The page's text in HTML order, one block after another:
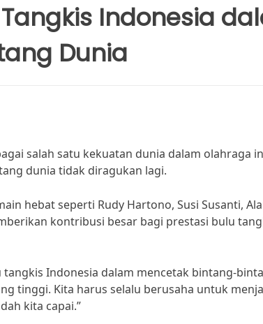
Indonesia
Dunia
salah satu kekuatan dunia dalam olahraga
dunia tidak diragukan lagi.
hebat seperti Rudy Hartono, Susi Susanti,
kontribusi besar bagi prestasi bulu
Indonesia dalam mencetak bintang-
tinggi. Kita harus selalu berusaha untuk
kita capai.”